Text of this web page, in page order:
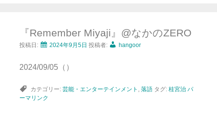
ン
ツ
ス
ッ
『Remember Miyaji』@なかのZERO
投稿日: 2024年9月5日 投稿者: hangoor
2024/09/05（）
カテゴリー: 芸能・エンターテインメント , 落語 タグ: 桂宮治 パ
ーマリンク